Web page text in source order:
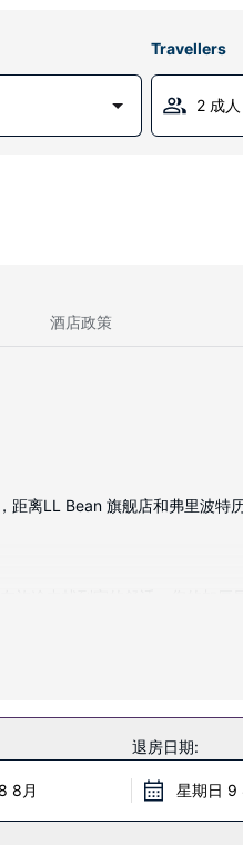
Travellers
2 成人
酒店政策
离LL Bean 旗舰店和弗里波
机。
吧/酒廊小酌一杯轻松一下；从
计划在弗里波特举办活动？这
8月
退房日期:
星期日 9